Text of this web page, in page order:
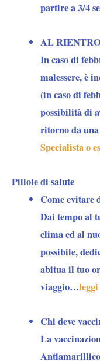
partire a 3/4
AL
In caso di
malessere, è
(in caso di
possibilità di
ritorno da
Specialista o
Pillole di salute
Come evitare
Dai tempo al
clima ed al
possibile,
abitua il tuo
viaggio…
Chi deve
La